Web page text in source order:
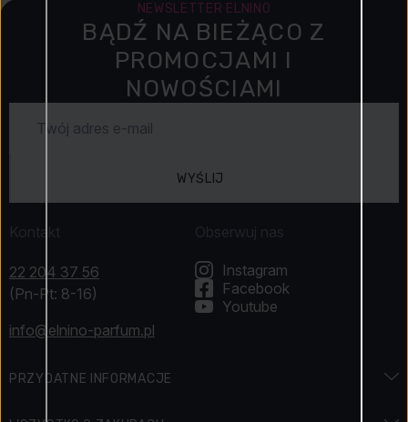
NEWSLETTER ELNINO
BĄDŹ NA BIEŻĄCO Z
PROMOCJAMI I
NOWOŚCIAMI
WYŚLIJ
Kontakt
22 204 37 56
(Pn-Pt: 8-16)
info@elnino-parfum.pl
PRZYDATNE INFORMACJE
Obserwuj nas
Instagram
Facebook
Youtube